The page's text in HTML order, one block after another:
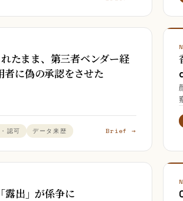
たまま、第三者ベンダー経
に偽の承認をさせた
認可 データ来歴 Brief →
露出」が係争に